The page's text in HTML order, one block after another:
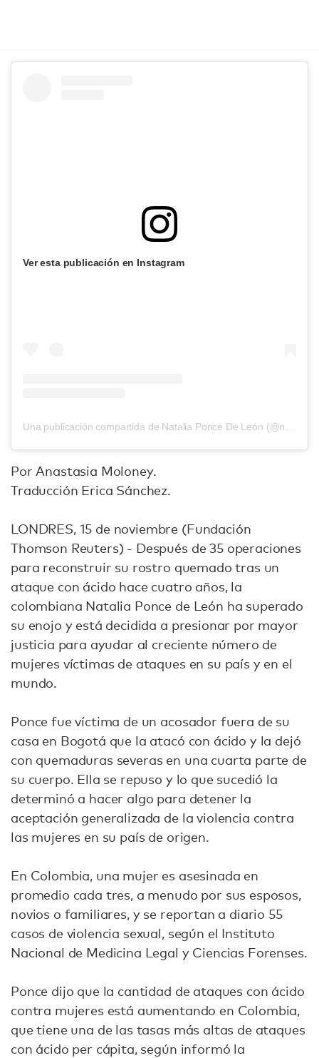
Ver esta publicación en Instagram
Una publicación compartida de Natalia Ponce De León (@nataliaponcedeleon)
Por Anastasia Moloney.
Traducción Erica Sánchez.
LONDRES, 15 de noviembre (Fundación
Thomson Reuters) - Después de 35 operaciones
para reconstruir su rostro quemado tras un
ataque con ácido hace cuatro años, la
colombiana Natalia Ponce de León ha superado
su enojo y está decidida a presionar por mayor
justicia para ayudar al creciente número de
mujeres víctimas de ataques en su país y en el
mundo.
Ponce fue víctima de un acosador fuera de su
casa en Bogotá que la atacó con ácido y la dejó
con quemaduras severas en una cuarta parte de
su cuerpo. Ella se repuso y lo que sucedió la
determinó a hacer algo para detener la
aceptación generalizada de la violencia contra
las mujeres en su país de origen.
En Colombia, una mujer es asesinada en
promedio cada tres, a menudo por sus esposos,
novios o familiares, y se reportan a diario 55
casos de violencia sexual, según el Instituto
Nacional de Medicina Legal y Ciencias Forenses.
Ponce dijo que la cantidad de ataques con ácido
contra mujeres está aumentando en Colombia,
que tiene una de las tasas más altas de ataques
con ácido per cápita, según informó la